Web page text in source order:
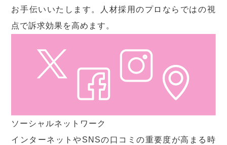
お手伝いいたします。人材採用のプロならではの視
点で訴求効果を高めます。
ソーシャルネットワーク
インターネットやSNSの口コミの重要度が高まる時